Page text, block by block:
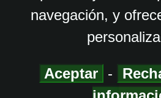
navegación, y
Aceptar -